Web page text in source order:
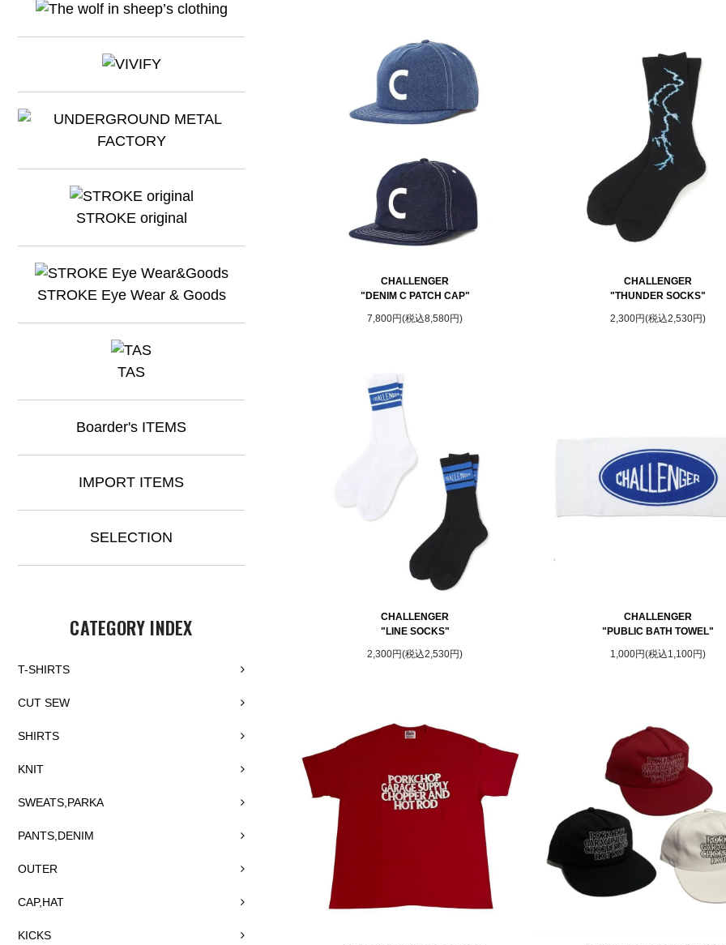
STROKE original
STROKE Eye Wear & Goods
TAS
Boarder's ITEMS
IMPORT ITEMS
SELECTION
CATEGORY INDEX
T-SHIRTS
CUT SEW
SHIRTS
KNIT
SWEATS,PARKA
PANTS,DENIM
OUTER
CAP,HAT
KICKS
CHALLENGER
"DENIM C PATCH CAP"
7,800円(税込8,580円)
CHALLENGER
"THUNDER SOCKS"
2,300円(税込2,530円)
CHALLENGER
"LINE SOCKS"
2,300円(税込2,530円)
CHALLENGER
"PUBLIC BATH TOWEL"
1,000円(税込1,100円)